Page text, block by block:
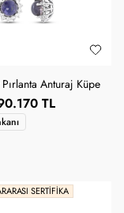
Anturaj Küpe
TL
SERTIFIKA